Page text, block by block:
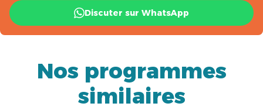
Discuter sur WhatsApp
Nos programmes
similaires